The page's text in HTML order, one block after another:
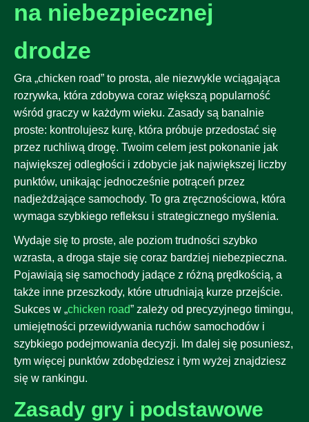
na niebezpiecznej
drodze
Gra „chicken road” to prosta, ale niezwykle wciągająca
rozrywka, która zdobywa coraz większą popularność
wśród graczy w każdym wieku. Zasady są banalnie
proste: kontrolujesz kurę, która próbuje przedostać się
przez ruchliwą drogę. Twoim celem jest pokonanie jak
największej odległości i zdobycie jak największej liczby
punktów, unikając jednocześnie potrąceń przez
nadjeżdżające samochody. To gra zręcznościowa, która
wymaga szybkiego refleksu i strategicznego myślenia.
Wydaje się to proste, ale poziom trudności szybko
wzrasta, a droga staje się coraz bardziej niebezpieczna.
Pojawiają się samochody jadące z różną prędkością, a
także inne przeszkody, które utrudniają kurze przejście.
Sukces w „chicken road” zależy od precyzyjnego timingu,
umiejętności przewidywania ruchów samochodów i
szybkiego podejmowania decyzji. Im dalej się posuniesz,
tym więcej punktów zdobędziesz i tym wyżej znajdziesz
się w rankingu.
Zasady gry i podstawowe